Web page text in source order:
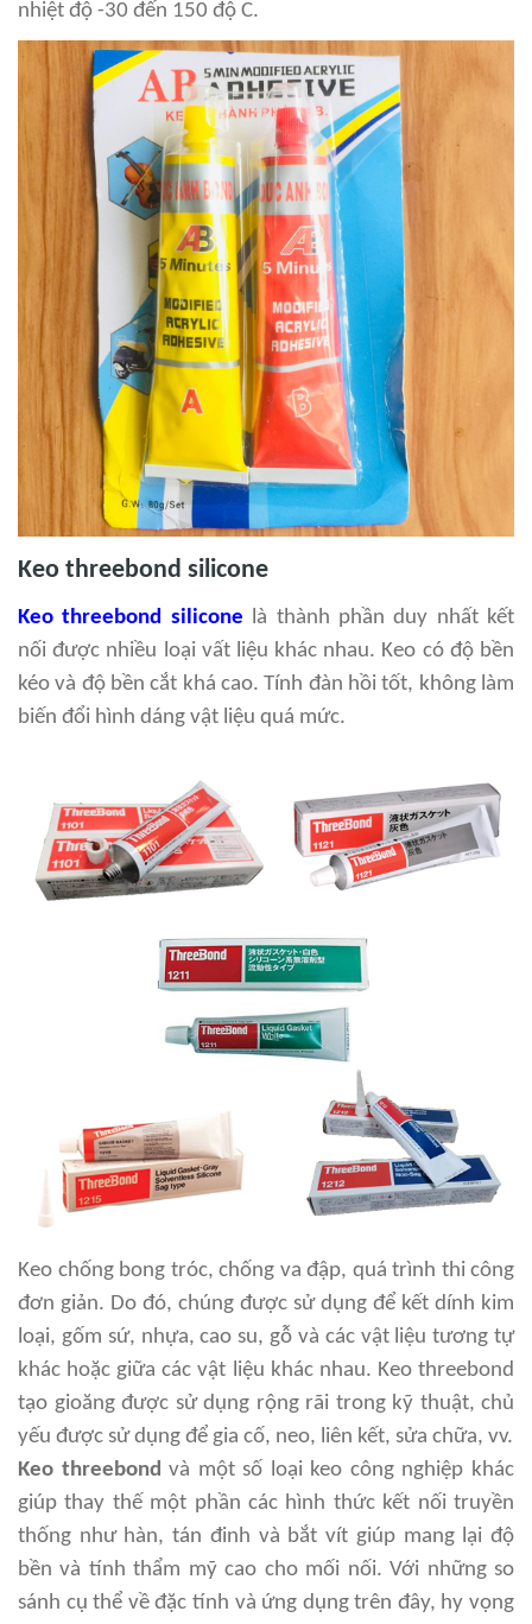
nhiệt độ -30 đến 150 độ C.
Keo threebond silicone
Keo threebond silicone là thành phần duy nhất kết
nối được nhiều loại vất liệu khác nhau. Keo có độ bền
kéo và độ bền cắt khá cao. Tính đàn hồi tốt, không làm
biến đổi hình dáng vật liệu quá mức.
Keo chống bong tróc, chống va đập, quá trình thi công
đơn giản. Do đó, chúng được sử dụng để kết dính kim
loại, gốm sứ, nhựa, cao su, gỗ và các vật liệu tương tự
khác hoặc giữa các vật liệu khác nhau. Keo threebond
tạo gioăng được sử dụng rộng rãi trong kỹ thuật, chủ
yếu được sử dụng để gia cố, neo, liên kết, sửa chữa, vv.
Keo threebond và một số loại keo công nghiệp khác
giúp thay thế một phần các hình thức kết nối truyền
thống như hàn, tán đinh và bắt vít giúp mang lại độ
bền và tính thẩm mỹ cao cho mối nối. Với những so
sánh cụ thể về đặc tính và ứng dụng trên đây, hy vọng